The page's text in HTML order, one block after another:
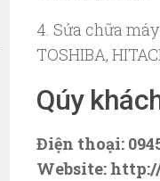
4. Sửa chữa
TOSHIBA,
Qúy
Điện thoại:
Website: